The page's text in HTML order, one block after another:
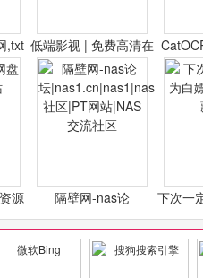
,txt
全
网
低端影视 | 免费高清在
线电影电视剧观看
别, 免
源
隔壁网-nas论
坛|nas1.cn|nas1|nas
社区|PT网站|NAS交流
下次一
怪开